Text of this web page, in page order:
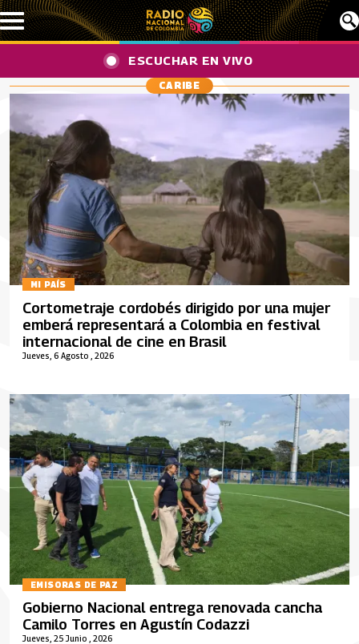
Pasar al contenido principal
ESCUCHAR EN VIVO
CARIBE
MI PAÍS
Jueves, 6 Agosto , 2026
Cortometraje cordobés dirigido por una mujer
emberá representará a Colombia en festival
internacional de cine en Brasil
EMISORAS DE PAZ
Jueves, 25 Junio , 2026
Gobierno Nacional entrega renovada cancha
Camilo Torres en Agustín Codazzi